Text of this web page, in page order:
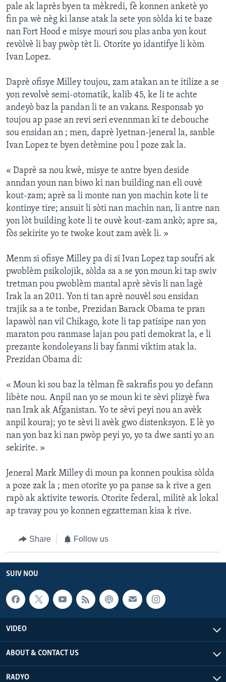
pale ak laprès byen ta mèkredi, fè konnen anketè yo
fin pa wè nèg ki lanse atak la sete yon sòlda ki te baze
nan Fort Hood e misye mouri sou plas anba yon kout
revòlvè li bay pwòp tèt li. Otorite yo idantifye li kòm
Ivan Lopez.
Daprè ofisye Milley toujou, zam atakan an te itilize a se
yon revolvè semi-otomatik, kalib 45, ke li te achte
andeyò baz la pandan li te an vakans. Responsab yo
toujou ap pase an revi seri evennman ki te debouche
sou ensidan an ; men, daprè lyetnan-jeneral la, sanble
Ivan Lopez te byen detèmine pou l poze zak la.
« Daprè sa nou kwè, misye te antre byen deside
anndan youn nan biwo ki nan building nan eli ouvè
kout-zam; aprè sa li monte nan yon machin kote li te
kontinye tire; ansuit li sòti nan machin nan, li antre nan
yon lòt building kote li te ouvè kout-zam ankò; apre sa,
fòs sekirite yo te twoke kout zam avèk li. »
Menm si ofisye Milley pa di si Ivan Lopez tap soufri ak
pwoblèm psikolojik, sòlda sa a se yon moun ki tap swiv
tretman pou pwoblèm mantal aprè sèvis li nan lagè
Irak la an 2011. Yon ti tan aprè nouvèl sou ensidan
trajik sa a te tonbe, Prezidan Barack Obama te pran
lapawòl nan vil Chikago, kote li tap patisipe nan yon
maraton pou ranmase lajan pou pati demokrat la, e li
prezante kondoleyans li bay fanmi viktim atak la.
Prezidan Obama di:
« Moun ki sou baz la tèlman fè sakrafis pou yo defann
libète nou. Anpil nan yo se moun ki te sèvi plizyè fwa
nan Irak ak Afganistan. Yo te sèvi peyi nou an avèk
anpil kouraj; yo te sèvi li avèk gwo distenksyon. E lè yo
nan yon baz ki nan pwòp peyi yo, yo ta dwe santi yo an
sekirite. »
Jeneral Mark Milley di moun pa konnen poukisa sòlda
a poze zak la ; men otorite yo pa panse sa k rive a gen
rapò ak aktivite teworis. Otorite federal, militè ak lokal
ap travay pou yo konnen egzatteman kisa k rive.
Share Follow us
SUIV NOU
VIDEO
ABOUT & CONTACT US
RADYO